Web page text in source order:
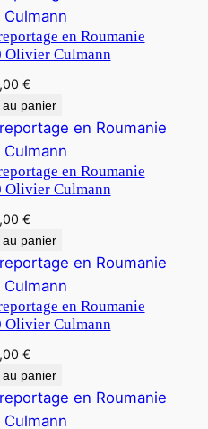
en Roumanie
Olivier Culmann
€
panier
en Roumanie
Olivier Culmann
€
panier
en Roumanie
Olivier Culmann
€
panier